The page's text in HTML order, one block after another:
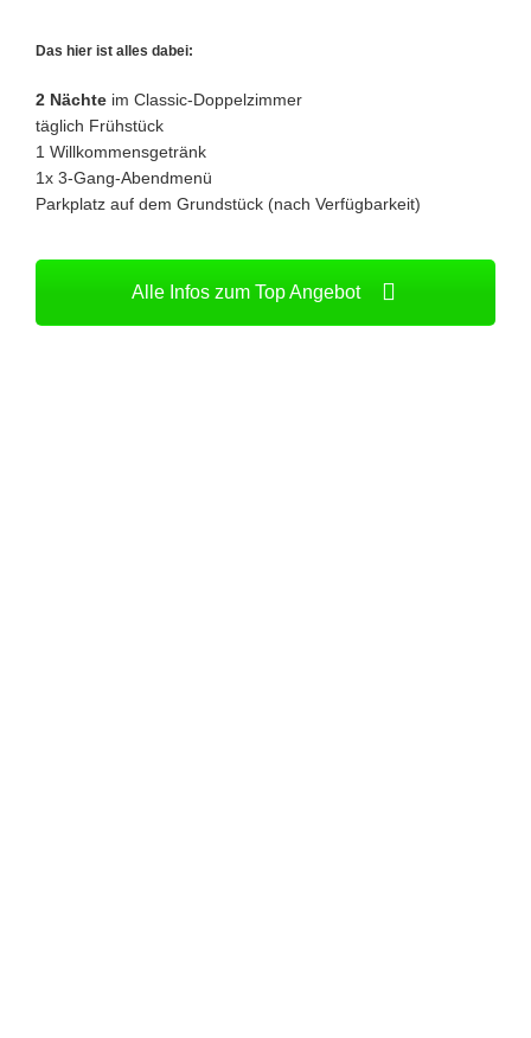
Das hier ist alles dabei:
2 Nächte im Classic-Doppelzimmer
täglich Frühstück
1 Willkommensgetränk
1x 3-Gang-Abendmenü
Parkplatz auf dem Grundstück (nach Verfügbarkeit)
Alle Infos zum Top Angebot